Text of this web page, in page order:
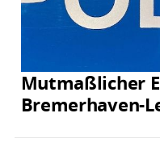
Mutmaßlicher
Bremerhaven-